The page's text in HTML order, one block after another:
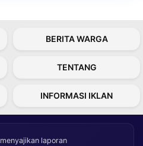
BERITA WARGA
TENTANG
INFORMASI IKLAN
menyajikan laporan